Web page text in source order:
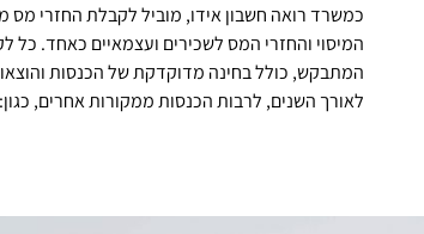
כמשרד רואה חשבון אידו, מוביל לקבלת החזרי מס
המיסוי והחזרי המס לשכירים ועצמאיים כאחד. כל
המתבקש, כולל בחינה מדוקדקת של הכנסות
לאורך השנים, לרבות הכנסות ממקורות אחרים,